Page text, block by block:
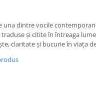
una dintre vocile
și citite în întreaga
claritate și bucurie în viața